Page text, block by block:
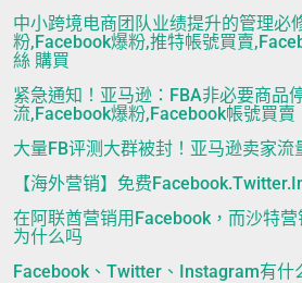
中小跨境电商团队业绩提升的管理必
粉,Facebook爆粉,推特帳號買賣
絲 購買
紧急通知！亚马逊：FBA非必要商品
流,Facebook爆粉,Facebook帳號買賣
大量FB评测大群被封！亚马逊卖家流
【海外营销】免费
在阿联酋营销用Facebook，而沙特
为什么吗
Facebook、Twitter、Instagram有什